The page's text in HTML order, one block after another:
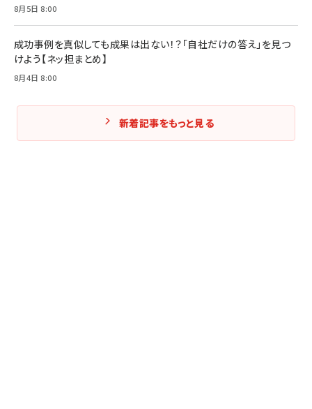
8月5日 8:00
成功事例を真似しても成果は出ない！？「自社だけの答え」を見つ
けよう【ネッ担まとめ】
8月4日 8:00
新着記事をもっと見る